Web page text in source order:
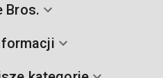
Bros.